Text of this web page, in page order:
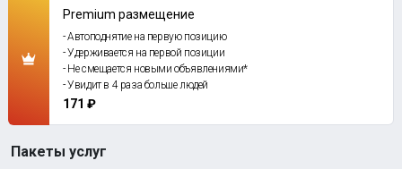
Premium размещение
- Автоподнятие на первую позицию
- Удерживается на первой позиции
- Не смещается новыми объявлениями*
- Увидит в 4 раза больше людей
171 ₽
Пакеты услуг